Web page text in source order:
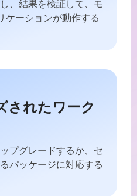
、結果を検証して、モ
ケーションが動作する
されたワーク
プグレードするか、セ
パッケージに対応する